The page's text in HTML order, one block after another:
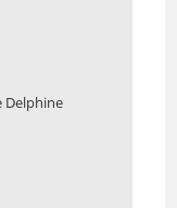
Delphine